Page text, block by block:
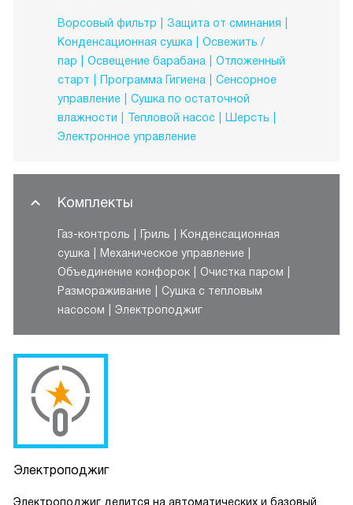
Ворсовый фильтр
Защита от сминания
Конденсационная сушка
Освежить /
пар
Освещение барабана
Отложенный
старт
Программа Гигиена
Сенсорное
управление
Сушка по остаточной
влажности
Тепловой насос
Шерсть
Электронное управление
Комплекты
Газ-контроль Гриль
Конденсационная
сушка
Механическое управление
Объединение конфорок
Очистка паром
Размораживание
Сушка с тепловым
насосом
Электроподжиг
Электроподжиг
Электроподжиг делится на автоматических и базовый.